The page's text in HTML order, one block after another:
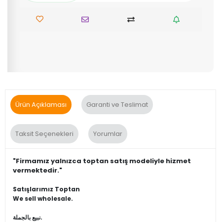
Ürün Açıklaması Garanti ve Teslimat
Taksit Seçenekleri Yorumlar
"Firmamız yalnızca toptan satış modeliyle hizmet
vermektedir."
Satışlarımız Toptan
We sell wholesale.
نبيع بالجملة.